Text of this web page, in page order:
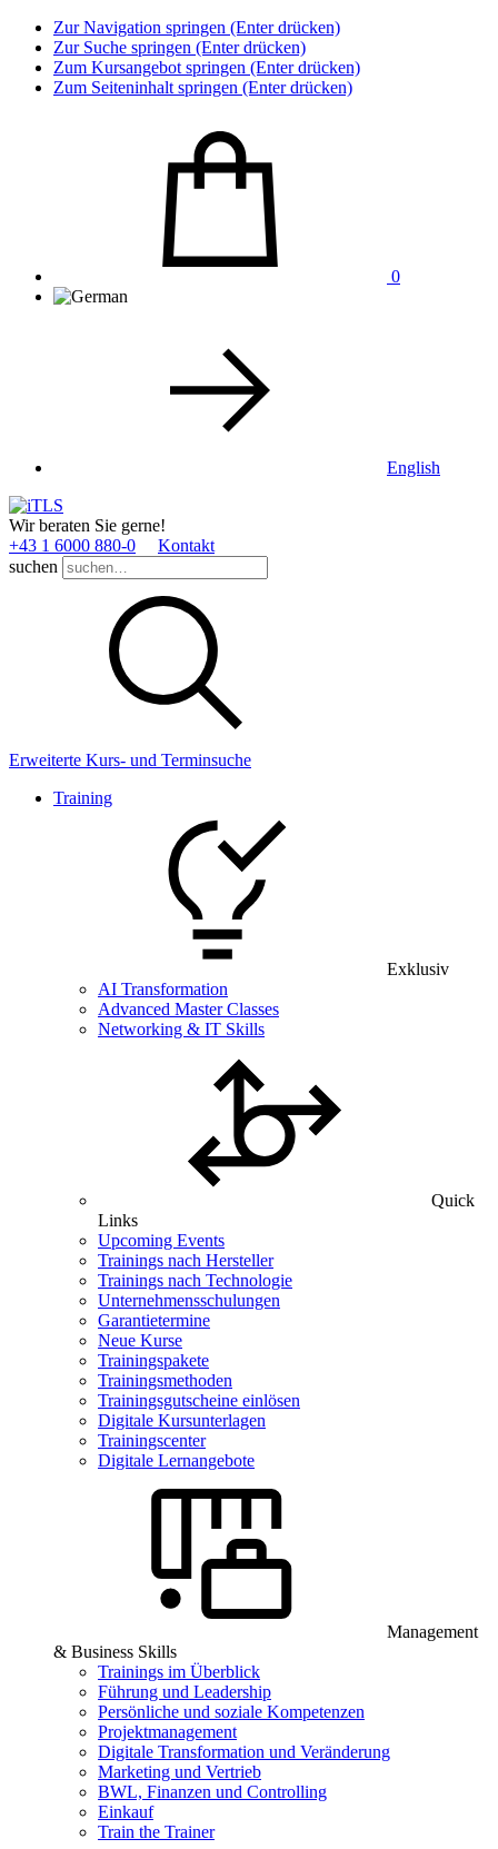
Zur Navigation springen (Enter drücken)
Zur Suche springen (Enter drücken)
Zum Kursangebot springen (Enter drücken)
Zum Seiteninhalt springen (Enter drücken)
0
English
Wir beraten Sie gerne!
+43 1 6000 880­-0
Kontakt
suchen
Erweiterte Kurs- und Terminsuche
Training
Exklusiv
AI Transformation
Advanced Master Classes
Networking & IT Skills
Quick
Links
Upcoming Events
Trainings nach Hersteller
Trainings nach Technologie
Unternehmensschulungen
Garantietermine
Neue Kurse
Trainingspakete
Trainingsmethoden
Trainingsgutscheine einlösen
Digitale Kursunterlagen
Trainingscenter
Digitale Lernangebote
Management
& Business Skills
Trainings im Überblick
Führung und Leadership
Persönliche und soziale Kompetenzen
Projektmanagement
Digitale Transformation und Veränderung
Marketing und Vertrieb
BWL, Finanzen und Controlling
Einkauf
Train the Trainer